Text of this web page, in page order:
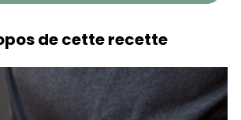
de cette recette